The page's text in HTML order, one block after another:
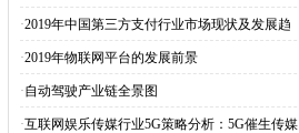
·2019年中国第三方支付行业市场现状及发展趋
·2019年物联网平台的发展前景
·自动驾驶产业链全景图
·互联网娱乐传媒行业5G策略分析：5G催生传媒